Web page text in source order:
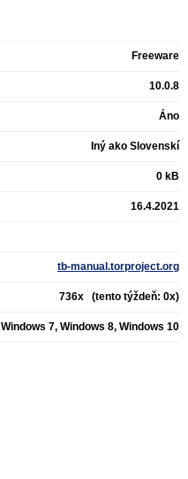
Freeware
10.0.8
Áno
Iný ako Slovenskí
0 kB
16.4.2021
tb-manual.torproject.org
736x (tento týždeň: 0x)
Windows 7, Windows 8, Windows 10